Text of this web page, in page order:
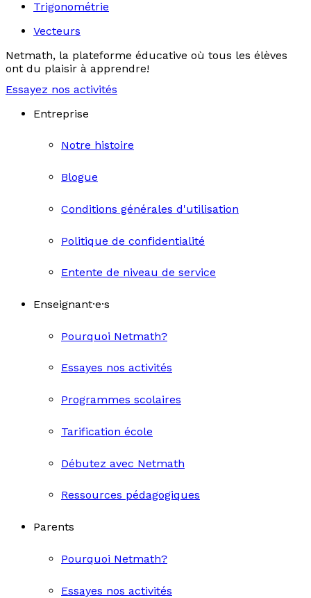
Trigonométrie
Vecteurs
Netmath, la plateforme éducative où tous les élèves
ont du plaisir à apprendre!
Essayez nos activités
Entreprise
Notre histoire
Blogue
Conditions générales d'utilisation
Politique de confidentialité
Entente de niveau de service
Enseignant·e·s
Pourquoi Netmath?
Essayes nos activités
Programmes scolaires
Tarification école
Débutez avec Netmath
Ressources pédagogiques
Parents
Pourquoi Netmath?
Essayes nos activités